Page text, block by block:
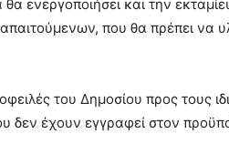
ενεργοποιήσει και την
που θα πρέπει να
του Δημοσίου προς τους
έχουν εγγραφεί στον